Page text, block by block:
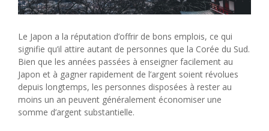
Le Japon a la réputation d’offrir de bons emplois, ce qui
signifie qu’il attire autant de personnes que la Corée du Sud.
Bien que les années passées à enseigner facilement au
Japon et à gagner rapidement de l’argent soient révolues
depuis longtemps, les personnes disposées à rester au
moins un an peuvent généralement économiser une
somme d’argent substantielle.